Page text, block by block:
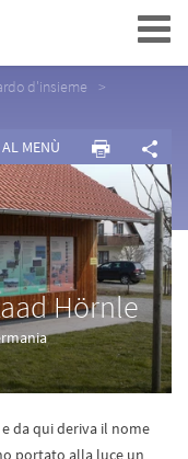
Navigation
d'insieme
MENÙ
Hörnle
da qui deriva il nome
portato alla luce un